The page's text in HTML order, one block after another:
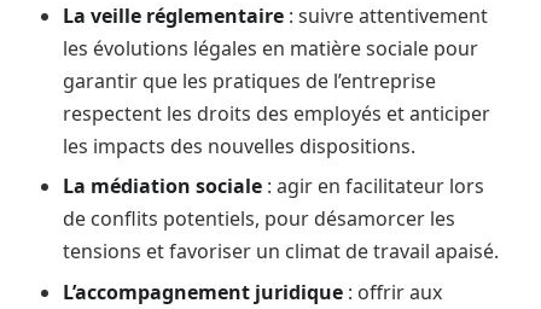
La veille réglementaire : suivre attentivement
les évolutions légales en matière sociale pour
garantir que les pratiques de l’entreprise
respectent les droits des employés et anticiper
les impacts des nouvelles dispositions.
La médiation sociale : agir en facilitateur lors
de conflits potentiels, pour désamorcer les
tensions et favoriser un climat de travail apaisé.
L’accompagnement juridique : offrir aux